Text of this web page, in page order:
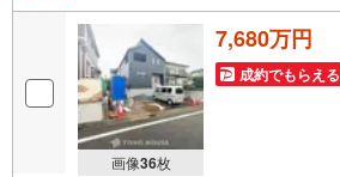
画像36枚
7,680万円
成約でもらえる